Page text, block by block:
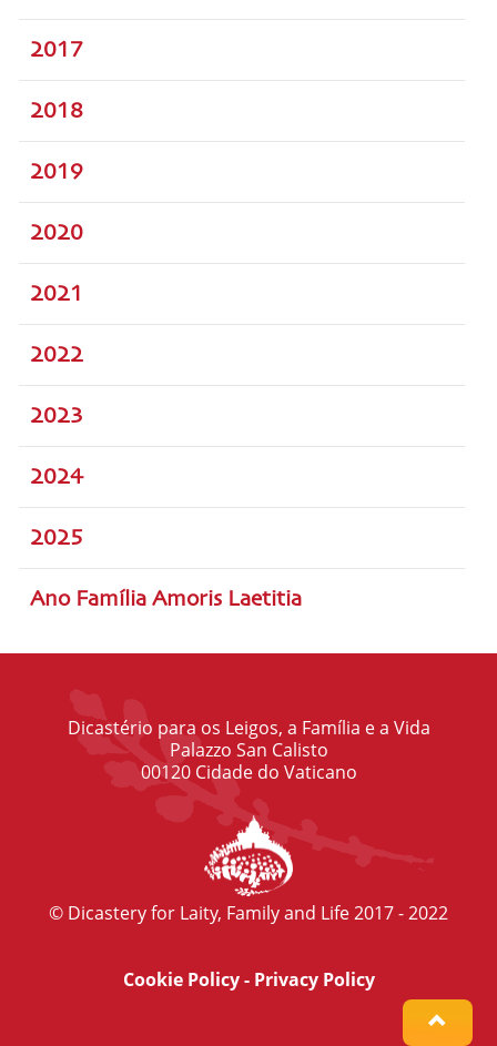
2017
2018
2019
2020
2021
2022
2023
2024
2025
Ano Família Amoris Laetitia
Dicastério para os Leigos, a Família e a Vida
Palazzo San Calisto
00120 Cidade do Vaticano
© Dicastery for Laity, Family and Life 2017 - 2022
Cookie Policy- Privacy Policy